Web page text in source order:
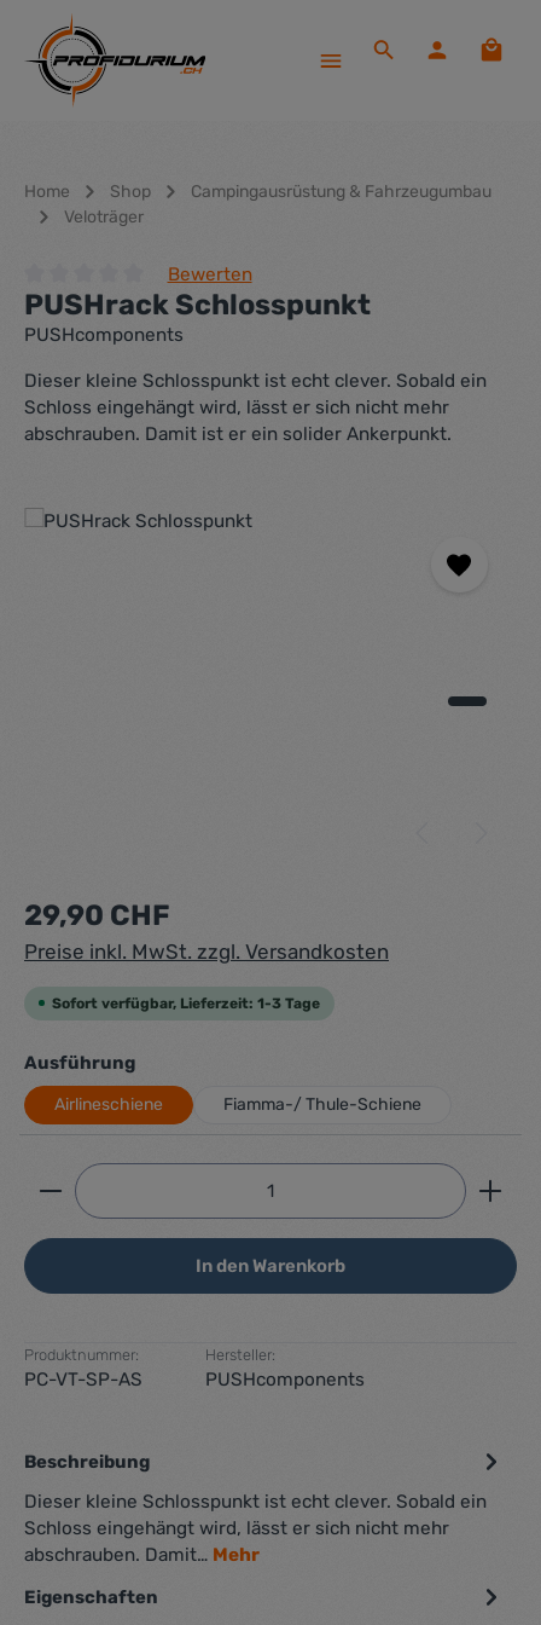
Zum Hauptinhalt springen
Home Shop
Campingausrüstung & Fahrzeugumbau
Veloträger
Durchschnittliche Bewertung von 0 von 5 Sternen
Bewerten
PUSHrack Schlosspunkt
PUSHcomponents
Dieser kleine Schlosspunkt ist echt clever. Sobald ein
Schloss eingehängt wird, lässt er sich nicht mehr
abschrauben. Damit ist er ein solider Ankerpunkt.
Bildergalerie überspringen
Regulärer Preis:
29,90 CHF
Preise inkl. MwSt. zzgl. Versandkosten
Sofort verfügbar, Lieferzeit: 1-3 Tage
Ausführungauswählen
Airlineschiene Fiamma-/ Thule-Schiene
Produkt Anzahl: Gib den gewünschten Wert ein
In den Warenkorb
Produktnummer:
PC-VT-SP-AS
Hersteller:
PUSHcomponents
Beschreibung
Dieser kleine Schlosspunkt ist echt clever. Sobald ein
Schloss eingehängt wird, lässt er sich nicht mehr
abschrauben. Damit… Mehr
Eigenschaften